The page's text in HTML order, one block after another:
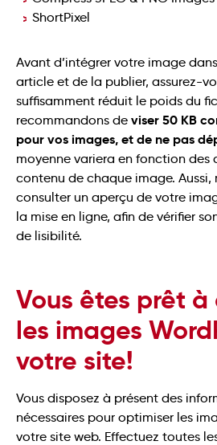
ShortPixel
Avant d’intégrer votre image
article et de la publier, assurez-
suffisamment réduit le poids du
recommandons de viser 50 KB
pour vos images, et de ne pas
moyenne variera en fonction des
contenu de chaque image. Aussi,
consulter un aperçu de votre
la mise en ligne, afin de vérifier
de lisibilité.
Vous êtes prêt
les images
votre site!
Vous disposez à présent des
nécessaires pour optimiser les
votre site web. Effectuez toutes